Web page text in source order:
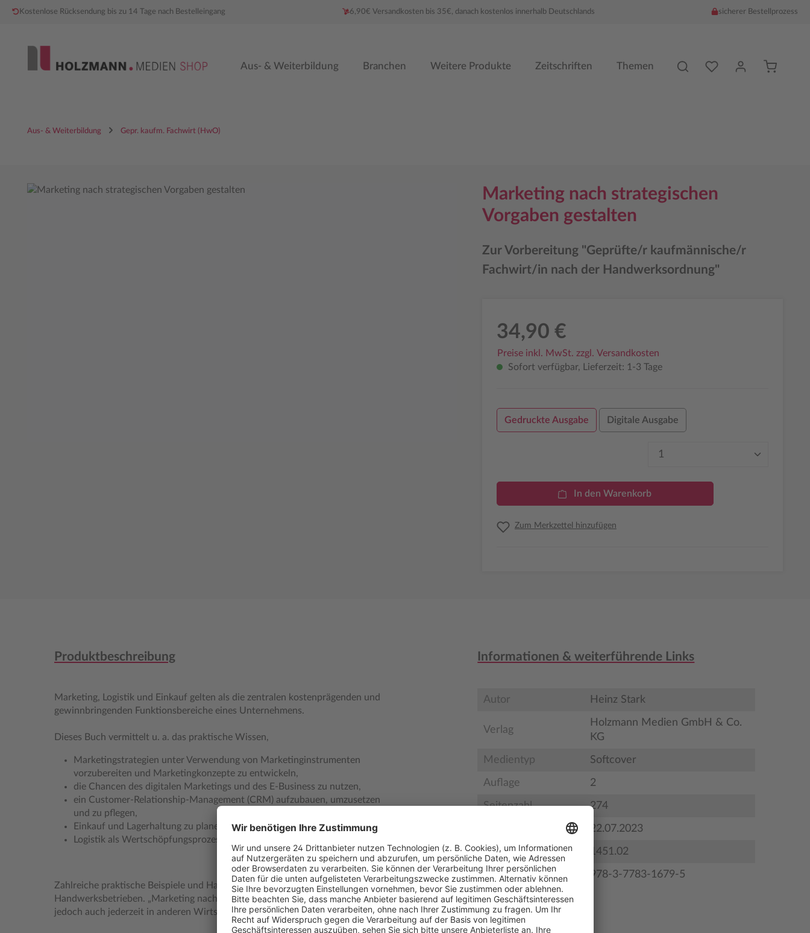
Kostenlose Rücksendung bis zu 14 Tage nach Bestelleingang 6,90€ Versandkosten bis 35€, danach kostenlos innerhalb Deutschlands sicherer Bestellprozess
Aus- & Weiterbildung Branchen Weitere Produkte Zeitschriften Themen Du hast %counter%
Aus- & Weiterbildung Gepr. kaufm. Fachwirt (HwO)
Bildergalerie überspringen
Marketing nach strategischen
Vorgaben gestalten
Zur Vorbereitung "Geprüfte/r kaufmännische/r
Fachwirt/in nach der Handwerksordnung"
34,90 €
Preise inkl. MwSt. zzgl. Versandkosten
Sofort verfügbar, Lieferzeit: 1-3 Tage
Gedruckte Ausgabe Digitale Ausgabe
Produkt Anzahl: Gib
In den Warenkorb
Zum Merkzettel hinzufügen
Produktbeschreibung
Marketing, Logistik und Einkauf gelten als die zentralen kostenprägenden und
gewinnbringenden Funktionsbereiche eines Unternehmens.
Dieses Buch vermittelt u. a. das praktische Wissen,
Marketingstrategien unter Verwendung von Marketinginstrumenten
vorzubereiten und Marketingkonzepte zu entwickeln,
die Chancen des digitalen Marketings und des E-Business zu nutzen,
ein Customer-Relationship-Management (CRM) aufzubauen, umzusetzen
und zu pflegen,
Einkauf und Lagerhaltung zu planen sowie
Logistik als Wertschöpfungsprozess zu verstehen.
Zahlreiche praktische Beispiele und Handlungssituationen stammen dazu aus
Handwerksbetrieben. „Marketing nach strategischen Vorgaben gestalten“ kann
jedoch auch jederzeit in anderen Wirtschaftsbereichen eingesetzt werden.
Informationen & weiterführende Links
Autor Heinz Stark
Verlag
Holzmann Medien GmbH & Co.
KG
Medientyp Softcover
Auflage 2
Seitenzahl 274
Erscheinungstermin 22.07.2023
Bestell-Nr. 1451.02
ISBN 978-3-7783-1679-5
Inhaltsverzeichnis